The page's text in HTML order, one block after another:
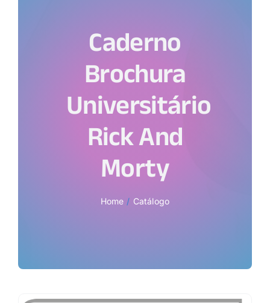
Caderno
Brochura
Universitário
Rick And
Morty
Home Catálogo